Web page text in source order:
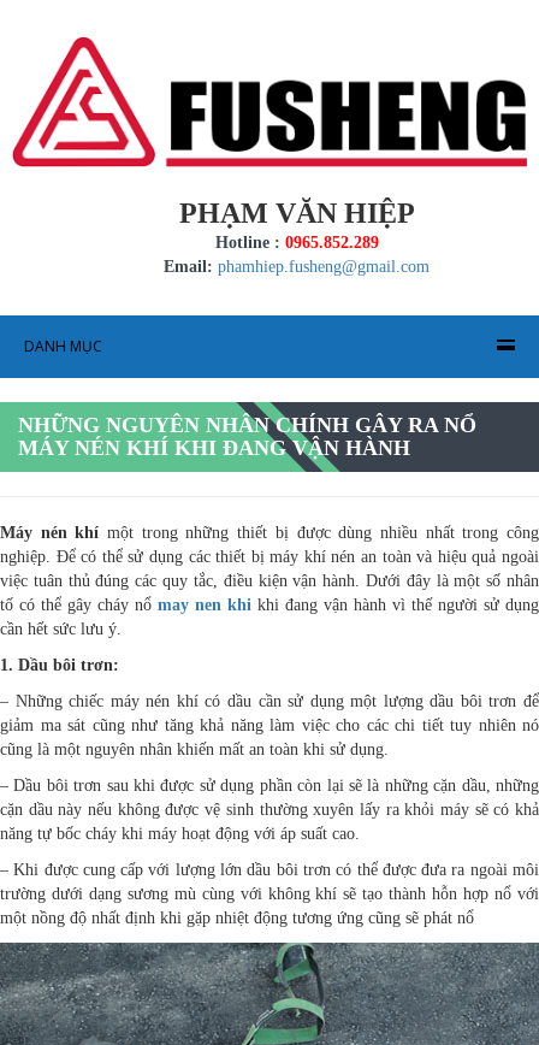
PHẠM VĂN HIỆP
Hotline : 0965.852.289
Email: phamhiep.fusheng@gmail.com
DANH MỤC
NHỮNG NGUYÊN NHÂN CHÍNH GÂY RA NỔ
MÁY NÉN KHÍ KHI ĐANG VẬN HÀNH
Máy nén khí một trong những thiết bị được dùng nhiều nhất trong công
nghiệp. Để có thể sử dụng các thiết bị máy khí nén an toàn và hiệu quả ngoài
việc tuân thủ đúng các quy tắc, điều kiện vận hành. Dưới đây là một số nhân
tố có thể gây cháy nổ may nen khi khi đang vận hành vì thế người sử dụng
cần hết sức lưu ý.
1. Dầu bôi trơn:
– Những chiếc máy nén khí có dầu cần sử dụng một lượng dầu bôi trơn để
giảm ma sát cũng như tăng khả năng làm việc cho các chi tiết tuy nhiên nó
cũng là một nguyên nhân khiến mất an toàn khi sử dụng.
– Dầu bôi trơn sau khi được sử dụng phần còn lại sẽ là những cặn dầu, những
cặn dầu này nếu không được vệ sinh thường xuyên lấy ra khỏi máy sẽ có khả
năng tự bốc cháy khi máy hoạt động với áp suất cao.
– Khi được cung cấp với lượng lớn dầu bôi trơn có thể được đưa ra ngoài môi
trường dưới dạng sương mù cùng với không khí sẽ tạo thành hỗn hợp nổ với
một nồng độ nhất định khi gặp nhiệt động tương ứng cũng sẽ phát nổ